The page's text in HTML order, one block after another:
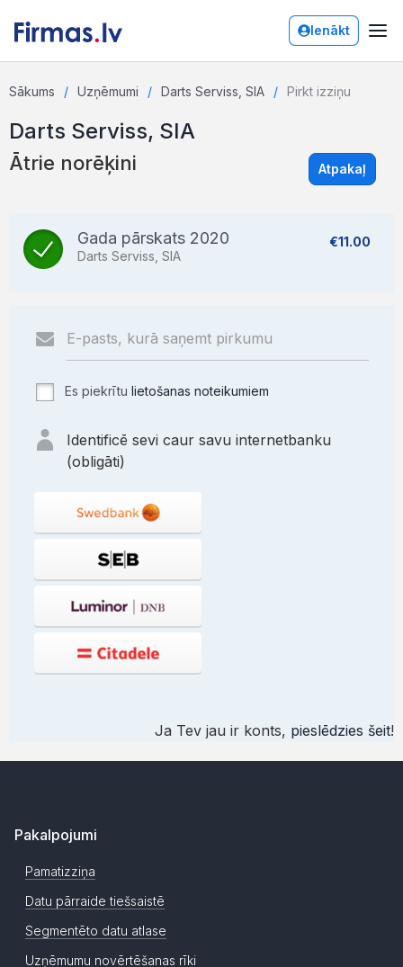
Ienākt
Sākums Uzņēmumi Darts Serviss, SIA Pirkt izziņu
Darts Serviss, SIA
Ātrie norēķini Atpakaļ
Gada pārskats 2020
Darts Serviss, SIA
€11.00
Es piekrītu lietošanas noteikumiem
Identificē sevi caur savu internetbanku
(obligāti)
Ja Tev jau ir konts, pieslēdzies šeit!
Pakalpojumi
Pamatizziņa
Datu pārraide tiešsaistē
Segmentēto datu atlase
Uzņēmumu novērtēšanas rīki